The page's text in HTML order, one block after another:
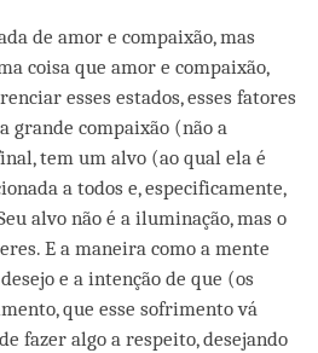
de amor e compaixão, mas
coisa que amor e compaixão,
esses estados, esses fatores
grande compaixão (não a
tem um alvo (ao qual ela é
a todos e, especificamente,
alvo não é a iluminação, mas o
E a maneira como a mente
e a intenção de que (os
que esse sofrimento vá
fazer algo a respeito, desejando